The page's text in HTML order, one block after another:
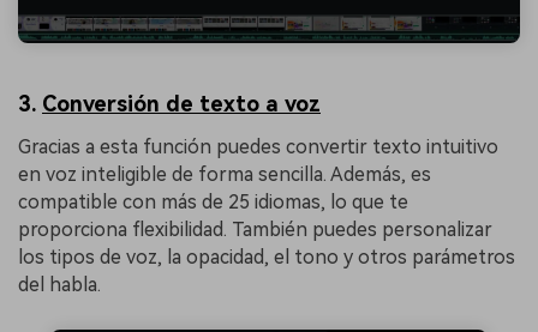
3. Conversión de texto a voz
Gracias a esta función puedes convertir texto intuitivo
en voz inteligible de forma sencilla. Además, es
compatible con más de 25 idiomas, lo que te
proporciona flexibilidad. También puedes personalizar
los tipos de voz, la opacidad, el tono y otros parámetros
del habla.